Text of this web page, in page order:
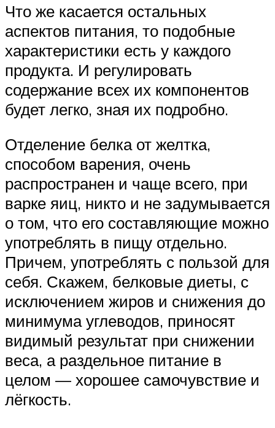
Что же касается остальных
аспектов питания, то подобные
характеристики есть у каждого
продукта. И регулировать
содержание всех их компонентов
будет легко, зная их подробно.
Отделение белка от желтка,
способом варения, очень
распространен и чаще всего, при
варке яиц, никто и не задумывается
о том, что его составляющие можно
употреблять в пищу отдельно.
Причем, употреблять с пользой для
себя. Скажем, белковые диеты, с
исключением жиров и снижения до
минимума углеводов, приносят
видимый результат при снижении
веса, а раздельное питание в
целом — хорошее самочувствие и
лёгкость.